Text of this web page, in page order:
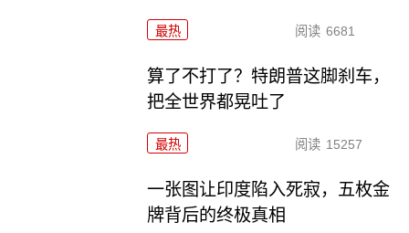
最热 阅读 6681
算了不打了？特朗普这脚刹车，
把全世界都晃吐了
最热 阅读 15257
一张图让印度陷入死寂，五枚金
牌背后的终极真相